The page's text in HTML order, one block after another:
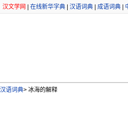
汉文学网 在线新华字典 汉语词典 成语词典
汉语词典> 冰海的解释